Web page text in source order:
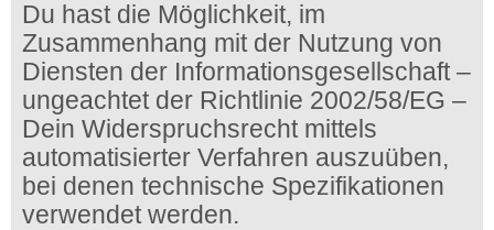
Du hast die Möglichkeit, im
Zusammenhang mit der Nutzung von
Diensten der Informationsgesellschaft –
ungeachtet der Richtlinie 2002/58/EG –
Dein Widerspruchsrecht mittels
automatisierter Verfahren auszuüben,
bei denen technische Spezifikationen
verwendet werden.